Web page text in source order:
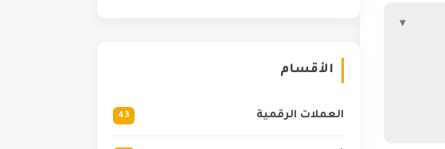
الأقسام
العملات الرقمية 43